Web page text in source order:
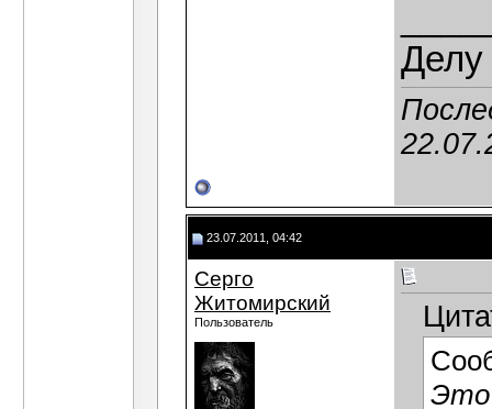
Делу
23.07.2011, 04:42
Серго
Житомирский
Пользователь
Это